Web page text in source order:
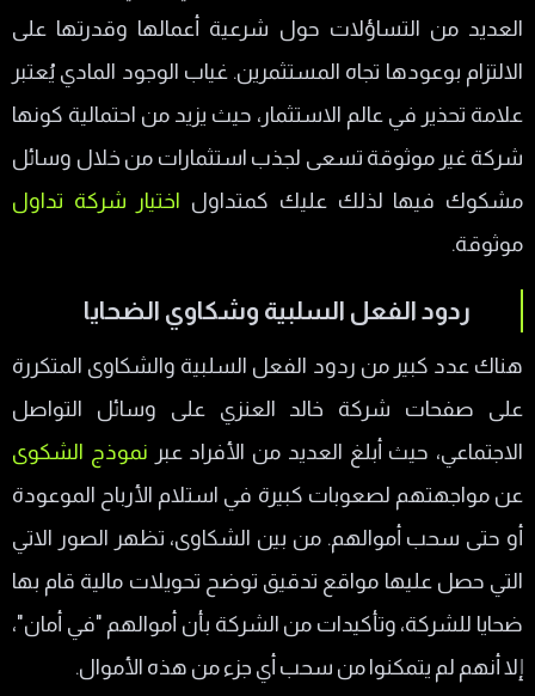
العديد من التساؤلات حول شرعية أعمالها وقدرتها على
الالتزام بوعودها تجاه المستثمرين. غياب الوجود المادي يُعتبر
علامة تحذير في عالم الاستثمار، حيث يزيد من احتمالية كونها
شركة غير موثوقة تسعى لجذب استثمارات من خلال وسائل
مشكوك فيها لذلك عليك كمتداول اختيار شركة تداول
موثوقة.
ردود الفعل السلبية وشكاوي الضحايا
هناك عدد كبير من ردود الفعل السلبية والشكاوى المتكررة
على صفحات شركة خالد العنزي على وسائل التواصل
الاجتماعي، حيث أبلغ العديد من الأفراد عبر نموذج الشكوى
عن مواجهتهم لصعوبات كبيرة في استلام الأرباح الموعودة
أو حتى سحب أموالهم. من بين الشكاوى، تظهر الصور الاتي
التي حصل عليها مواقع تدقيق توضح تحويلات مالية قام بها
ضحايا للشركة، وتأكيدات من الشركة بأن أموالهم "في أمان"،
إلا أنهم لم يتمكنوا من سحب أي جزء من هذه الأموال.